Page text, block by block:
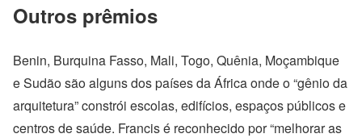
Outros prêmios
Benin, Burquina Fasso, Mali, Togo, Quênia, Moçambique
e Sudão são alguns dos países da África onde o “gênio da
arquitetura” constrói escolas, edifícios, espaços públicos e
centros de saúde. Francis é reconhecido por “melhorar as